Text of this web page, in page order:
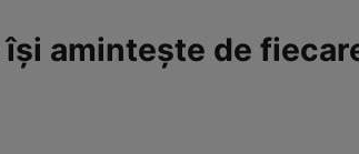
amintește de